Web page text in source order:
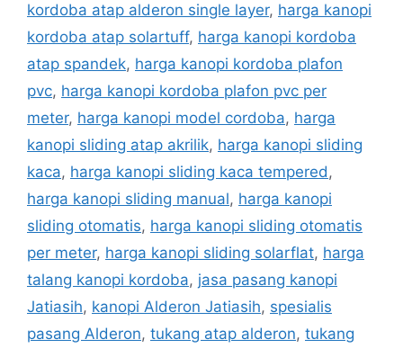
kordoba atap alderon single layer, harga kanopi
kordoba atap solartuff, harga kanopi kordoba
atap spandek, harga kanopi kordoba plafon
pvc, harga kanopi kordoba plafon pvc per
meter, harga kanopi model cordoba, harga
kanopi sliding atap akrilik, harga kanopi sliding
kaca, harga kanopi sliding kaca tempered,
harga kanopi sliding manual, harga kanopi
sliding otomatis, harga kanopi sliding otomatis
per meter, harga kanopi sliding solarflat, harga
talang kanopi kordoba, jasa pasang kanopi
Jatiasih, kanopi Alderon Jatiasih, spesialis
pasang Alderon, tukang atap alderon, tukang